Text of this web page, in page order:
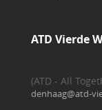
ATD Vierde
(ATD - All
denhaag@atd-